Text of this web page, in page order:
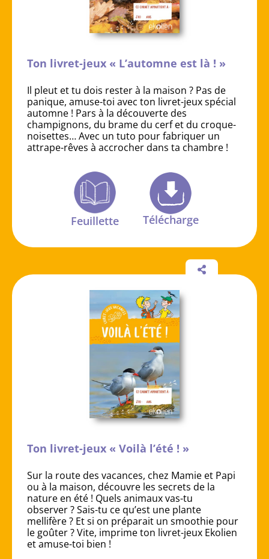
Ton livret-jeux « L’automne est là ! »
Il pleut et tu dois rester à la maison ? Pas de
panique, amuse-toi avec ton livret-jeux spécial
automne ! Pars à la découverte des
champignons, du brame du cerf et du croque-
noisettes… Avec un tuto pour fabriquer un
attrape-rêves à accrocher dans ta chambre !
Feuillette Télécharge
Ton livret-jeux « Voilà l’été ! »
Sur la route des vacances, chez Mamie et Papi
ou à la maison, découvre les secrets de la
nature en été ! Quels animaux vas-tu
observer ? Sais-tu ce qu’est une plante
mellifère ? Et si on préparait un smoothie pour
le goûter ? Vite, imprime ton livret-jeux Ekolien
et amuse-toi bien !